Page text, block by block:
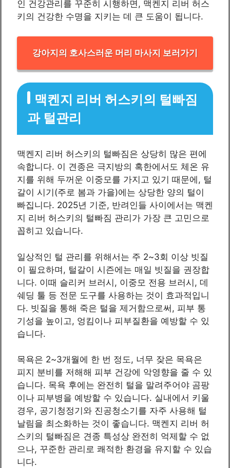
인 건강관리를 꾸준히 시행하면, 맥켄지 리버 허스
키의 건강한 수명을 지키는 데 큰 도움이 됩니다.
강아지의 호사스러운 머리 마사지 보러가기
맥켄지 리버 허스키의 털빠짐
과 털관리
맥켄지 리버 허스키의 털빠짐은 상당히 많은 편에
속합니다. 이 견종은 극지방의 혹한에서도 체온 유
지를 위해 두꺼운 이중모를 가지고 있기 때문에, 털
갈이 시기(주로 봄과 가을)에는 상당한 양의 털이
빠집니다. 2025년 기준, 반려인들 사이에서는 맥켄
지 리버 허스키의 털빠짐 관리가 가장 큰 고민으로
꼽히고 있습니다.
일상적인 털 관리를 위해서는 주 2~3회 이상 빗질
이 필요하며, 털갈이 시즌에는 매일 빗질을 권장합
니다. 이때 슬리커 브러시, 이중모 전용 브러시, 데
쉐딩 툴 등 전문 도구를 사용하는 것이 효과적입니
다. 빗질을 통해 죽은 털을 제거함으로써, 피부 통
기성을 높이고, 엉킴이나 피부질환을 예방할 수 있
습니다.
목욕은 2~3개월에 한 번 정도, 너무 잦은 목욕은
피지 분비를 저해해 피부 건강에 악영향을 줄 수 있
습니다. 목욕 후에는 완전히 털을 말려주어야 곰팡
이나 피부병을 예방할 수 있습니다. 실내에서 키울
경우, 공기청정기와 진공청소기를 자주 사용해 털
날림을 최소화하는 것이 좋습니다. 맥켄지 리버 허
스키의 털빠짐은 견종 특성상 완전히 억제할 수 없
으나, 꾸준한 관리로 쾌적한 환경을 유지할 수 있습
니다.